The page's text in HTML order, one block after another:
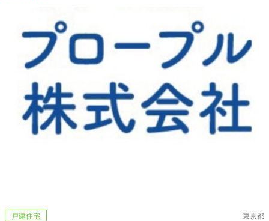
戸建住宅 東京都